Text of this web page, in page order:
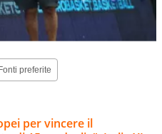
Fonti preferite
per vincere il